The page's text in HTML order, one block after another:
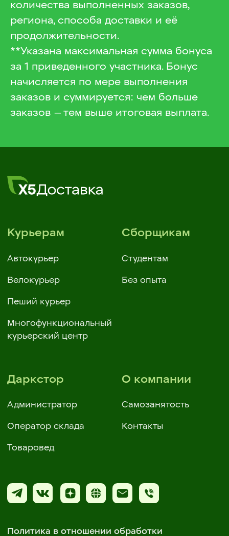
количества выполненных заказов,
региона, способа доставки и её
продолжительности.
**Указана максимальная сумма бонуса
за 1 приведенного участника. Бонус
начисляется по мере выполнения
заказов и суммируется: чем больше
заказов — тем выше итоговая выплата.